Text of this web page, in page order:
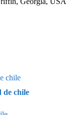
de chile